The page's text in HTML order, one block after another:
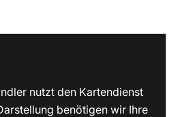
nutzt den Kartendienst
benötigen wir Ihre